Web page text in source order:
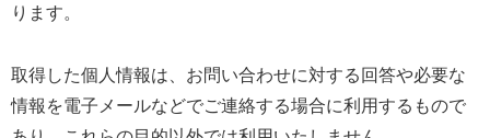
ります。
取得した個人情報は、お問い合わせに対する回答や必要な
情報を電子メールなどでご連絡する場合に利用するもので